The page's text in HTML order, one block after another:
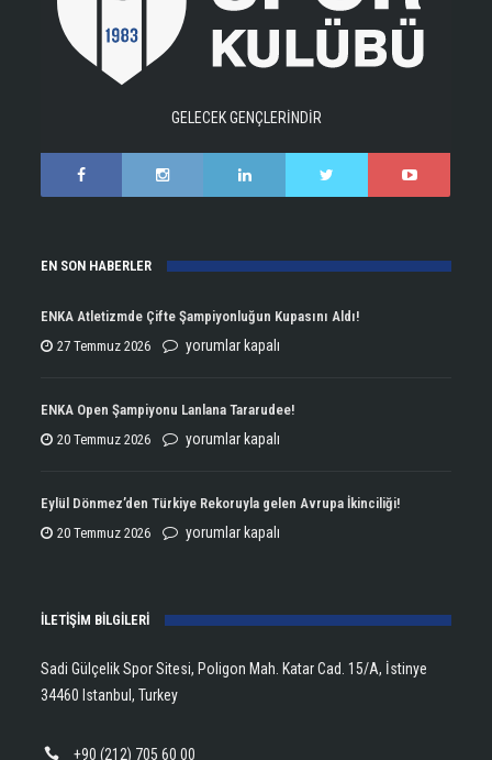
GELECEK GENÇLERİNDİR
EN SON HABERLER
ENKA Atletizmde Çifte Şampiyonluğun Kupasını Aldı!
27 Temmuz 2026
ENKA
Çifte
Şampiyonluğun
yorumlar kapalı
ENKA Open Şampiyonu Lanlana Tararudee!
20 Temmuz 2026
ENKA
Şampiyonu
Lanlana
yorumlar kapalı
Eylül Dönmez’den Türkiye Rekoruyla gelen Avrupa İkinciliği!
20 Temmuz 2026
Eylül
Rekoruyla
Avrupa
yorumlar kapalı
İLETİŞİM BİLGİLERİ
Sadi Gülçelik Spor Sitesi, Poligon Mah. Katar Cad. 15/A, İstinye
34460 Istanbul, Turkey
+90 (212) 705 60 00